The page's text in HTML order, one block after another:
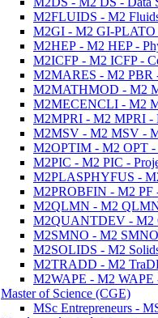
M2FLUIDS - M2
M2GI - M2 GI-PLATO -
M2HEP - M2 HEP -
M2ICFP - M2 ICFP -
M2MARES - M2 PBR
M2MATHMOD - M2
M2MECENCLI - M2
M2MPRI - M2 MPRI -
M2MSV - M2 MSV -
M2OPTIM - M2 OPT -
M2PIC - M2 PIC -
M2PLASPHYFUS -
M2PROBFIN - M2 PF
M2QLMN - M2 QLMN
M2QUANTDEV - M2
M2SMNO - M2 SMNO
M2SOLIDS - M2
M2TRADD - M2
M2WAPE - M2 WAPE
Master of Science (CGE)
MSc Entrepreneurs -